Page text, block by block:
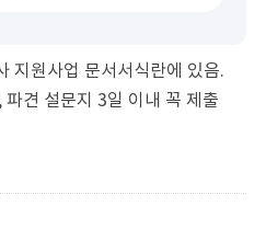
지원사업 문서서식란에 있음.
견 설문지 3일 이내 꼭 제출